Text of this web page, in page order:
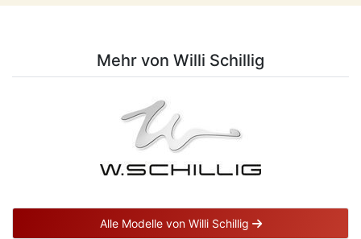
Mehr von Willi Schillig
Alle Modelle von Willi Schillig